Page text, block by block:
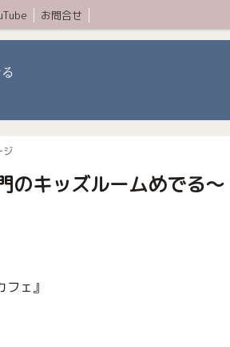
お問合せ
ジ
のキッズルームめでる〜
ェ』